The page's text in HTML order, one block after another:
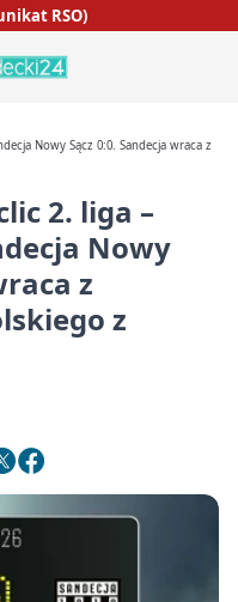
RSO)
Nowy Sącz 0:0. Sandecja wraca z
2. liga –
Nowy
z
z